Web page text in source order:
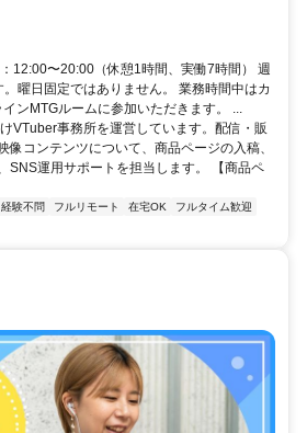
12:00〜20:00（休憩1時間、実働7時間） 週
曜日固定ではありません。 業務時間中はカ
ンMTGルームに参加いただきます。 ...
VTuber事務所を運営しています。配信・販
像コンテンツについて、商品ページの入稿、
SNS運用サポートを担当します。 【商品ペ
経験不問 フルリモート 在宅OK
フルタイム歓迎